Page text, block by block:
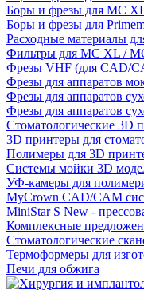
Боры и фрезы для MC
Боры и фрезы для
Расходные материалы
Фильтры для MC XL /
Фрезы VHF (для CAD/
Фрезы для аппаратов
Фрезы для аппаратов
Фрезы для аппаратов
Стоматологические 3D
3D принтеры для
Полимеры для 3D
Системы мойки 3D
УФ-камеры для
MyCrown CAD/CAM
MiniStar S New -
Комплексные
Стоматологические
Термоформеры для
Печи для обжига